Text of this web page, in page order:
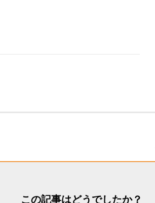
この記事はどうでしたか？